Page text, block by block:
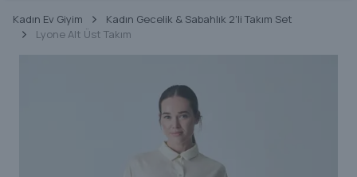
Kadın Ev Giyim
Kadın Gecelik & Sabahlık 2'li Takım Set
Lyone Alt Üst Takım